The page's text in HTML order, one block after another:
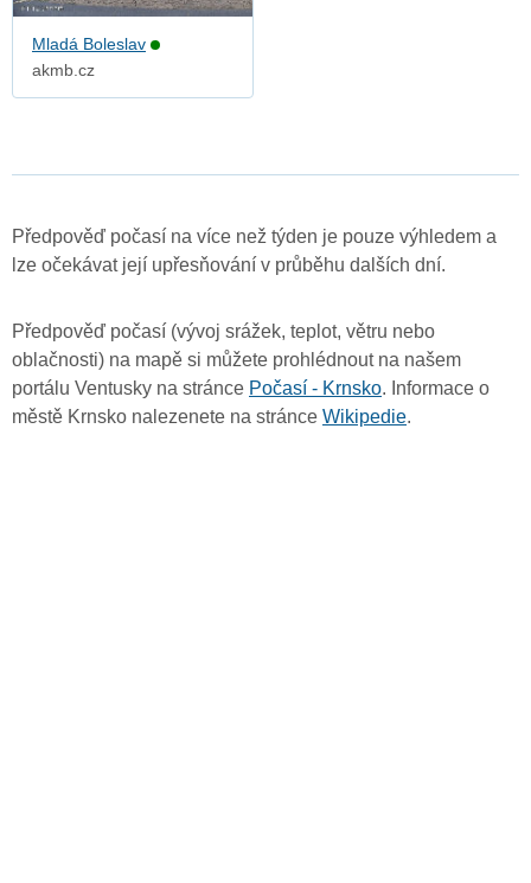
Mladá Boleslav
akmb.cz
Předpověď počasí na více než týden je pouze výhledem a
lze očekávat její upřesňování v průběhu dalších dní.
Předpověď počasí (vývoj srážek, teplot, větru nebo
oblačnosti) na mapě si můžete prohlédnout na našem
portálu Ventusky na stránce Počasí - Krnsko. Informace o
městě Krnsko nalezenete na stránce Wikipedie.